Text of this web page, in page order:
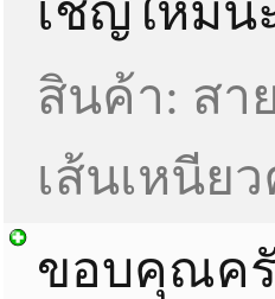
เชิญใหม่น
สินค้า: สา
เส้นเหนีย
ขอบคุณค